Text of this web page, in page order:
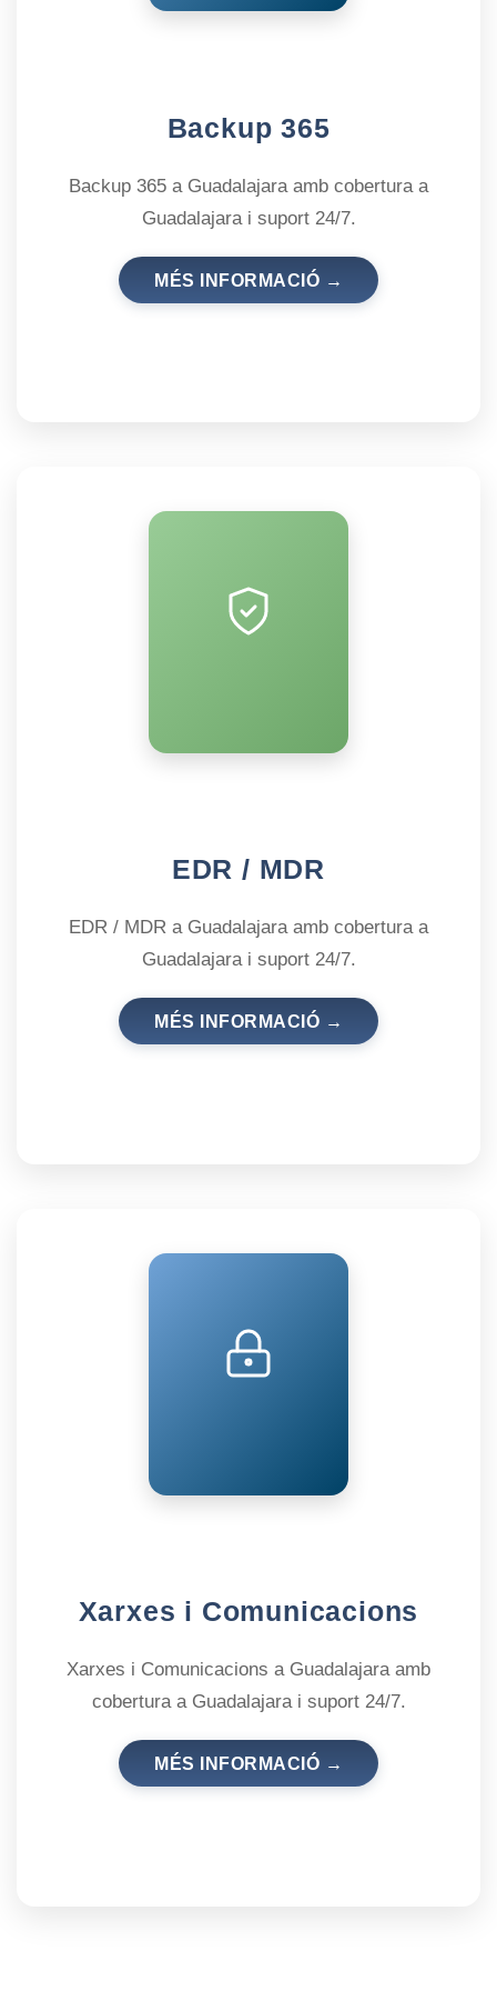
Backup 365
Backup 365 a Guadalajara amb cobertura a
Guadalajara i suport 24/7.
MÉS INFORMACIÓ →
EDR / MDR
EDR / MDR a Guadalajara amb cobertura a
Guadalajara i suport 24/7.
MÉS INFORMACIÓ →
Xarxes i Comunicacions
Xarxes i Comunicacions a Guadalajara amb
cobertura a Guadalajara i suport 24/7.
MÉS INFORMACIÓ →